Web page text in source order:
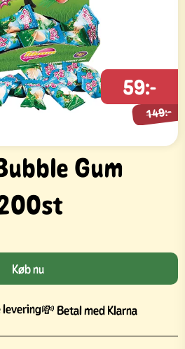
Gum
59:-
149:-
149:-
Køb nu
💸 Betal med Klarna